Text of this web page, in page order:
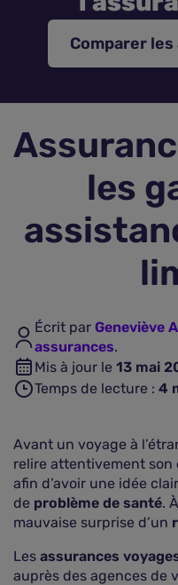
Assurance de prêt
Assurance Animaux
Assurance vie
Plus d'assurances
Comparer
les
Écrit par Geneviève
assurances.
Mis à jour le 13 mai
Temps de lecture : 4
Avant un voyage à
relire attentivement son
afin d’avoir une idée
de problème de santé.
mauvaise surprise d’un
Les assurances
auprès des agences de